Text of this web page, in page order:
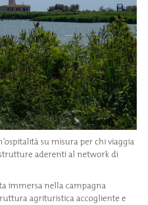
su misura per chi viaggia
aderenti al network di
immersa nella campagna
agrituristica accogliente e